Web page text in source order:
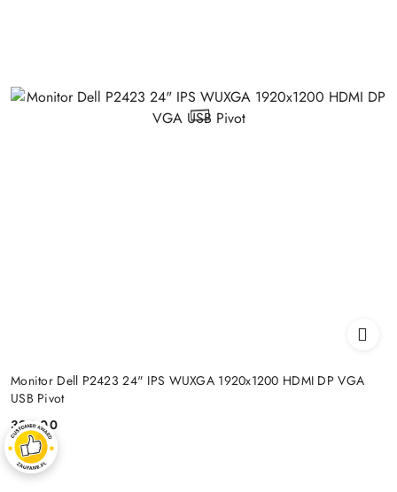
Monitor Dell P2423 24" IPS WUXGA 1920x1200 HDMI DP VGA
USB Pivot
Price:
399.00